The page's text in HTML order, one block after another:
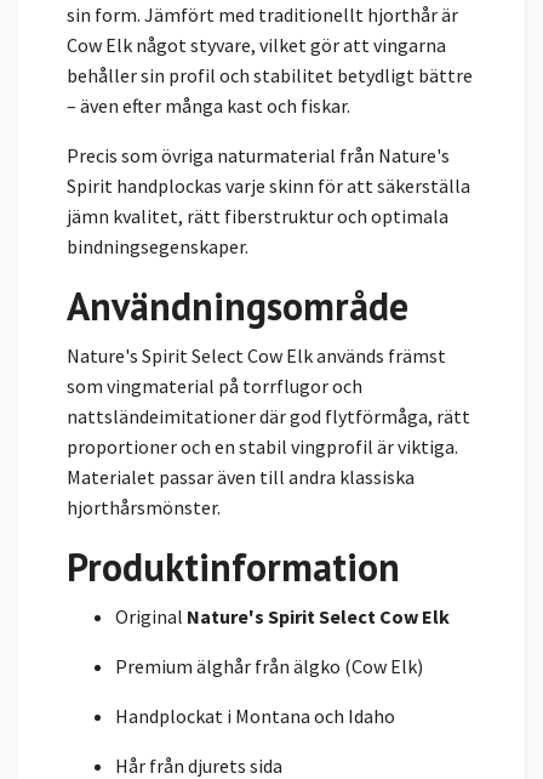
sin form. Jämfört med traditionellt hjorthår är
Cow Elk något styvare, vilket gör att vingarna
behåller sin profil och stabilitet betydligt bättre
– även efter många kast och fiskar.
Precis som övriga naturmaterial från Nature's
Spirit handplockas varje skinn för att säkerställa
jämn kvalitet, rätt fiberstruktur och optimala
bindningsegenskaper.
Användningsområde
Nature's Spirit Select Cow Elk används främst
som vingmaterial på torrflugor och
nattsländeimitationer där god flytförmåga, rätt
proportioner och en stabil vingprofil är viktiga.
Materialet passar även till andra klassiska
hjorthårsmönster.
Produktinformation
Original Nature's Spirit Select Cow Elk
Premium älghår från älgko (Cow Elk)
Handplockat i Montana och Idaho
Hår från djurets sida